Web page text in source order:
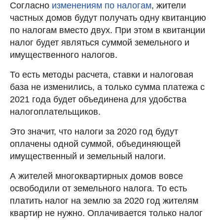
Согласно изменениям по налогам, жители
частных домов будут получать одну квитанцию
по налогам вместо двух. При этом в квитанции
налог будет являться суммой земельного и
имущественного налогов.
То есть методы расчета, ставки и налоговая
база не изменились, а только сумма платежа с
2021 года будет объединена для удобства
налогоплательщиков.
Это значит, что налоги за 2020 год будут
оплачены одной суммой, объединяющей
имущественный и земельный налоги.
А жителей многоквартирных домов вовсе
освободили от земельного налога. То есть
платить налог на землю за 2020 год жителям
квартир не нужно. Оплачивается только налог